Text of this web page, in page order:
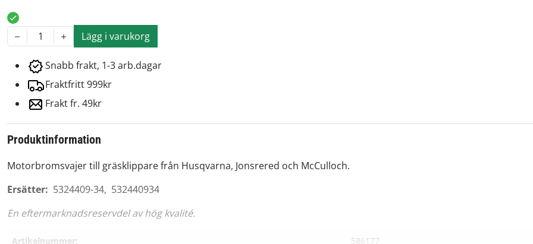
1 Lägg i varukorg
Snabb frakt, 1-3 arb.dagar
Fraktfritt 999kr
Frakt fr. 49kr
Produktinformation
Motorbromsvajer till gräsklippare från Husqvarna, Jonsrered och McCulloch.
Ersätter: 5324409-34, 532440934
En eftermarknadsreservdel av hög kvalité.
Artikelnummer:
586177